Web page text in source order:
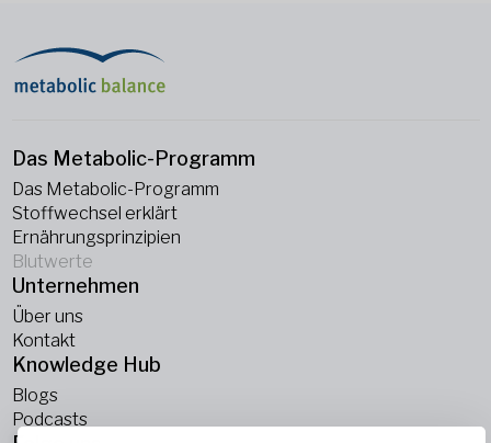
Das Metabolic-Programm
Das Metabolic-Programm
Stoffwechsel erklärt
Ernährungsprinzipien
Blutwerte
Unternehmen
Über uns
Kontakt
Knowledge Hub
Blogs
Podcasts